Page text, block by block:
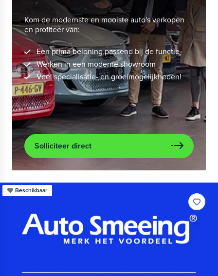
Kom de modernste en mooiste auto's verkopen
en profiteer van:
Een prima beloning passend bij de functie
Werken in een moderne showroom
Veel specialisatie- en groeimogelijkheden!
Solliciteer direct
Beschikbaar